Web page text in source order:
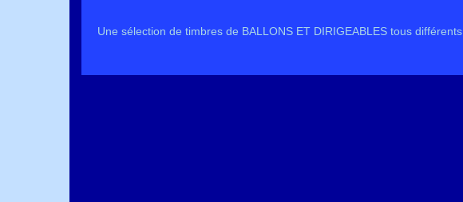
Une sélection de timbres de BALLONS ET DIRIGEABLES tous